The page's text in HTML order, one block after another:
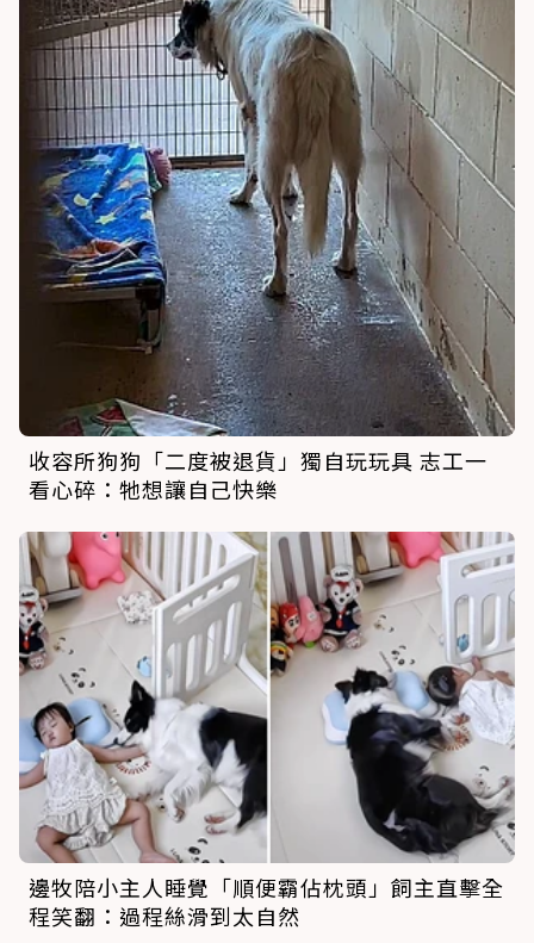
收容所狗狗「二度被退貨」獨自玩玩具 志工一
看心碎：牠想讓自己快樂
邊牧陪小主人睡覺「順便霸佔枕頭」飼主直擊全
程笑翻：過程絲滑到太自然